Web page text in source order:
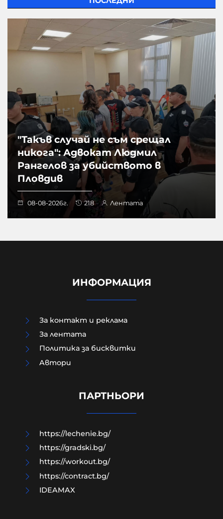
"Такъв случай не съм срещал
никога": Адвокат Людмил
Рангелов за убийството в
Пловдив
08-08-2026г. 218 Лентата
прости стъпки?
ИНФОРМАЦИЯ
За контакт и реклама
За лентата
Политика за бисквитки
Aвтори
ПАРТНЬОРИ
https://lechenie.bg/
https://gradski.bg/
https://workout.bg/
https://contract.bg/
IDEAMAX